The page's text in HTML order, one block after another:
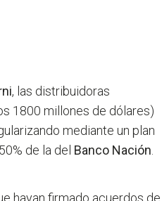
, las distribuidoras
1800 millones de dólares)
mediante un plan
de la del Banco Nación
hayan firmado acuerdos de